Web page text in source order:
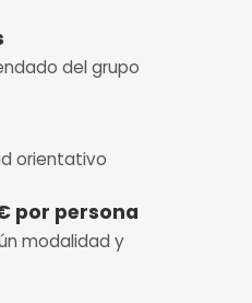
del grupo
orientativo
por persona
modalidad y